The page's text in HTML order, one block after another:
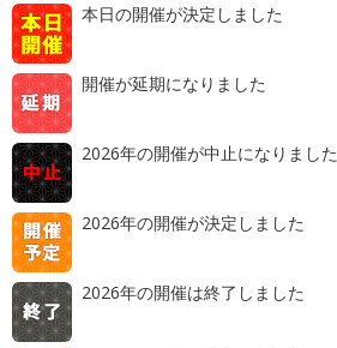
本日の開催が決定しました
開催が延期になりました
2026年の開催が中止になりました
2026年の開催が決定しました
2026年の開催は終了しました